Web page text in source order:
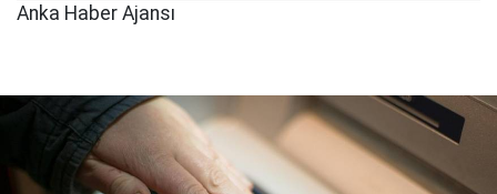
Anka Haber Ajansı